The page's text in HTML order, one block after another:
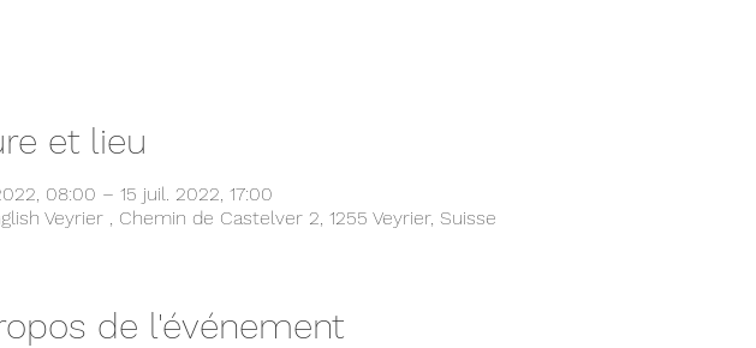
et lieu
08:00 – 15 juil. 2022, 17:00
Veyrier , Chemin de Castelver 2, 1255 Veyrier, Suisse
de l'événement